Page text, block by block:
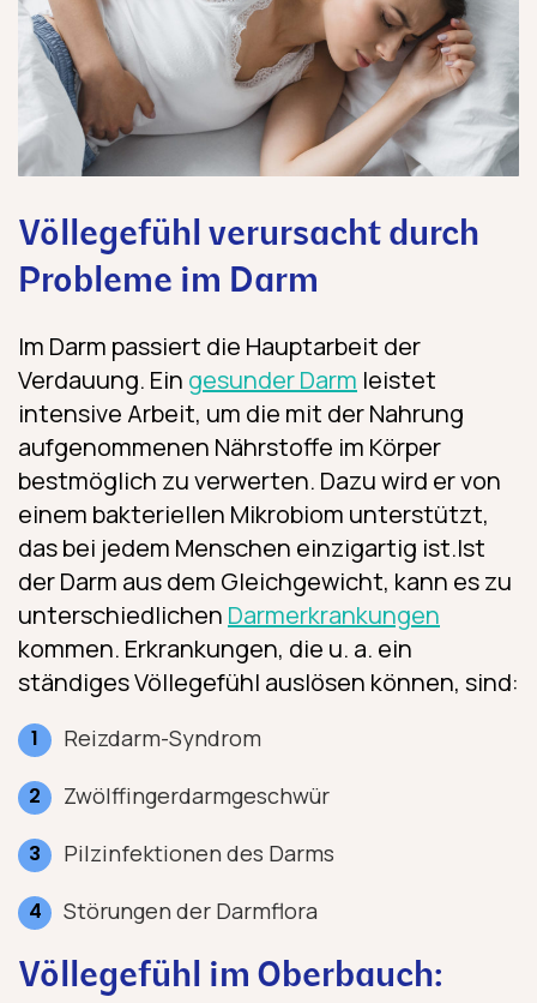
Völlegefühl verursacht durch
Probleme im Darm
Im Darm passiert die Hauptarbeit der
Verdauung. Ein gesunder Darm leistet
intensive Arbeit, um die mit der Nahrung
aufgenommenen Nährstoffe im Körper
bestmöglich zu verwerten. Dazu wird er von
einem bakteriellen Mikrobiom unterstützt,
das bei jedem Menschen einzigartig ist.Ist
der Darm aus dem Gleichgewicht, kann es zu
unterschiedlichen Darmerkrankungen
kommen. Erkrankungen, die u. a. ein
ständiges Völlegefühl auslösen können, sind:
Reizdarm-Syndrom
Zwölffingerdarmgeschwür
Pilzinfektionen des Darms
Störungen der Darmflora
Völlegefühl im Oberbauch: